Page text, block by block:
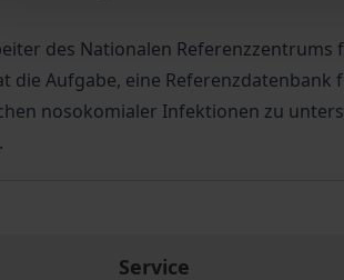
des Nationalen
die Aufgabe, eine
nosokomialer Infektionen zu
Service